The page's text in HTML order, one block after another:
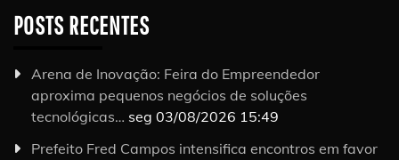
POSTS RECENTES
Arena de Inovação: Feira do Empreendedor
aproxima pequenos negócios de soluções
tecnológicas… seg 03/08/2026 15:49
Prefeito Fred Campos intensifica encontros em favor